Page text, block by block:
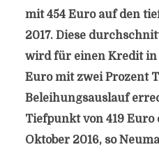
mit 454 Euro auf den
2017. Diese
wird für einen Kredit in
Euro mit zwei Prozent
Beleihungsauslauf
Tiefpunkt von 419
Oktober 2016, so